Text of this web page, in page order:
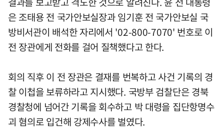
은 조태용 전 국가안보실장과 임기훈 전 국가안보실 국
방비서관이 배석한 자리에서 '02-800-7070' 번호로 이
전 장관에게 전화를 걸어 질책했다고 한다.
회의 직후 이 전 장관은 결재를 번복하고 사건 기록의 경
찰 이첩을 보류하라고 지시했다. 국방부 검찰단은 경북
경찰청에 넘어간 기록을 회수하고 박 대령을 집단항명수
괴 혐의로 입건해 강제수사를 벌였다.